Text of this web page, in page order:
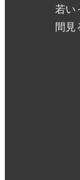
若い
間見